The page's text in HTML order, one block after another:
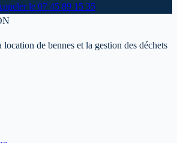
le 07 45 89 15 35
de bennes et la gestion des déchets